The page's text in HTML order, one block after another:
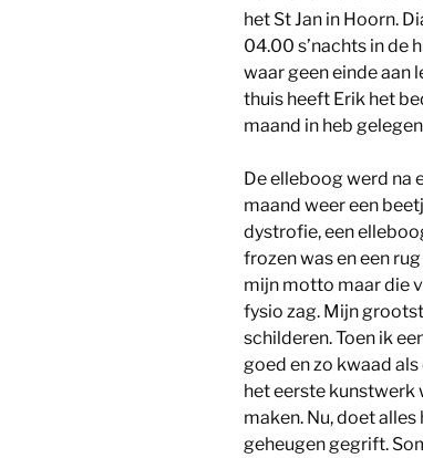
het St Jan in Hoorn.
04.00 s’nachts in de
waar geen einde aan
thuis heeft Erik het
maand in heb
De elleboog werd na
maand weer een
dystrofie, een
frozen was en een
mijn motto maar die
fysio zag. Mijn
schilderen. Toen ik
goed en zo kwaad
het eerste kunstwerk
maken. Nu, doet
geheugen gegrift.